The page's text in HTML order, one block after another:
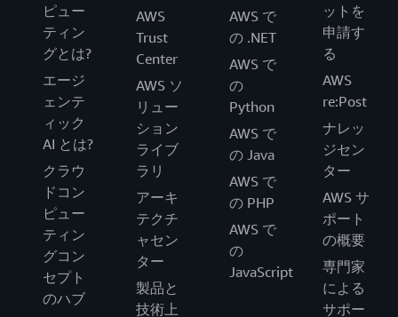
ピュー
ティン
グとは?
エージ
ェンテ
ィック
AI とは?
クラウ
ドコン
ピュー
ティン
グコン
セプト
のハブ
AWS
Trust
Center
AWS ソ
リュー
ション
ライブ
ラリ
アーキ
テクチ
ャセン
ター
製品と
技術上
AWS で
の .NET
AWS で
の
Python
AWS で
の Java
AWS で
の PHP
AWS で
の
JavaScript
ットを
申請す
る
AWS
re:Post
ナレッ
ジセン
ター
AWS サ
ポート
の概要
専門家
による
サポー